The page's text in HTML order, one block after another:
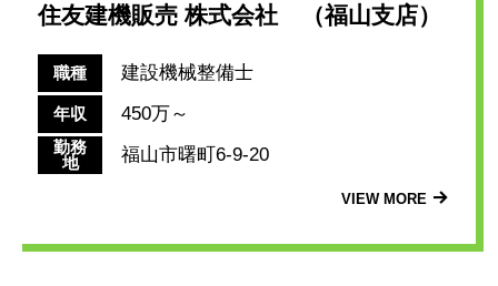
住友建機販売 株式会社 （福山支店）
職種 建設機械整備士
年収 450万～
勤務
地
福山市曙町6-9-20
VIEW MORE